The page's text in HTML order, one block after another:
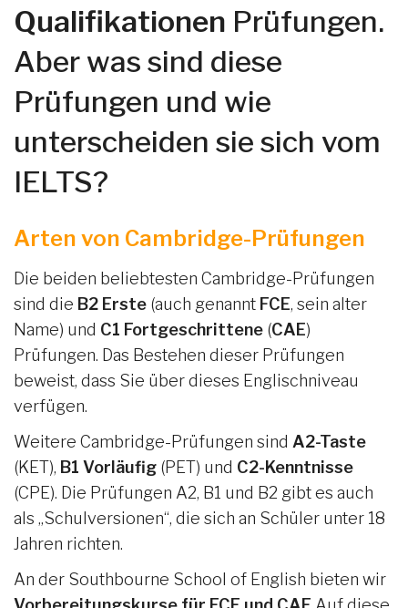
Qualifikationen Prüfungen.
Aber was sind diese
Prüfungen und wie
unterscheiden sie sich vom
IELTS?
Arten von Cambridge-Prüfungen
Die beiden beliebtesten Cambridge-Prüfungen
sind die B2 Erste (auch genannt FCE, sein alter
Name) und C1 Fortgeschrittene (CAE)
Prüfungen. Das Bestehen dieser Prüfungen
beweist, dass Sie über dieses Englischniveau
verfügen.
Weitere Cambridge-Prüfungen sind A2-Taste
(KET), B1 Vorläufig (PET) und C2-Kenntnisse
(CPE). Die Prüfungen A2, B1 und B2 gibt es auch
als „Schulversionen“, die sich an Schüler unter 18
Jahren richten.
An der Southbourne School of English bieten wir